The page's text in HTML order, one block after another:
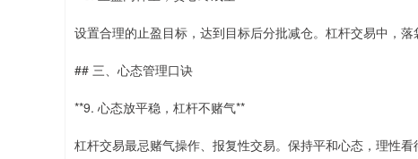
设置合理的止盈目标，达到目标后分批减仓。杠杆交易中，落
## 三、心态管理口诀
**9. 心态放平稳，杠杆不赌气**
杠杆交易最忌赌气操作、报复性交易。保持平和心态，理性看